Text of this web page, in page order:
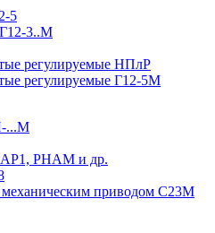
5
3..М
регулируемые НПлР
регулируемые Г12-5М
...М
РНАМ и др.
приводом С23М